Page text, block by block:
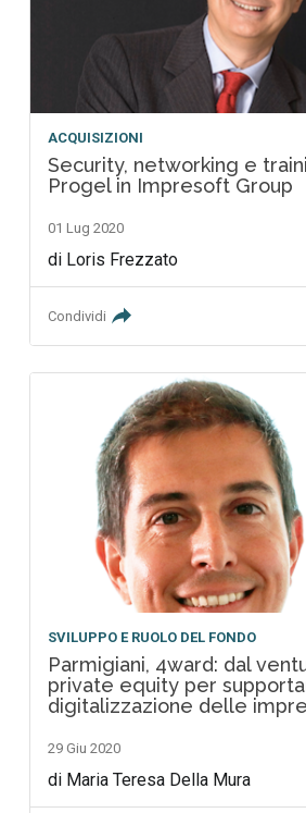
ACQUISIZIONI
Security, networking e
Progel in Impresoft Group
01 Lug 2020
di Loris Frezzato
Condividi
SVILUPPO E RUOLO DEL FONDO
Parmigiani, 4ward: dal
private equity per
digitalizzazione delle
29 Giu 2020
di Maria Teresa Della Mura